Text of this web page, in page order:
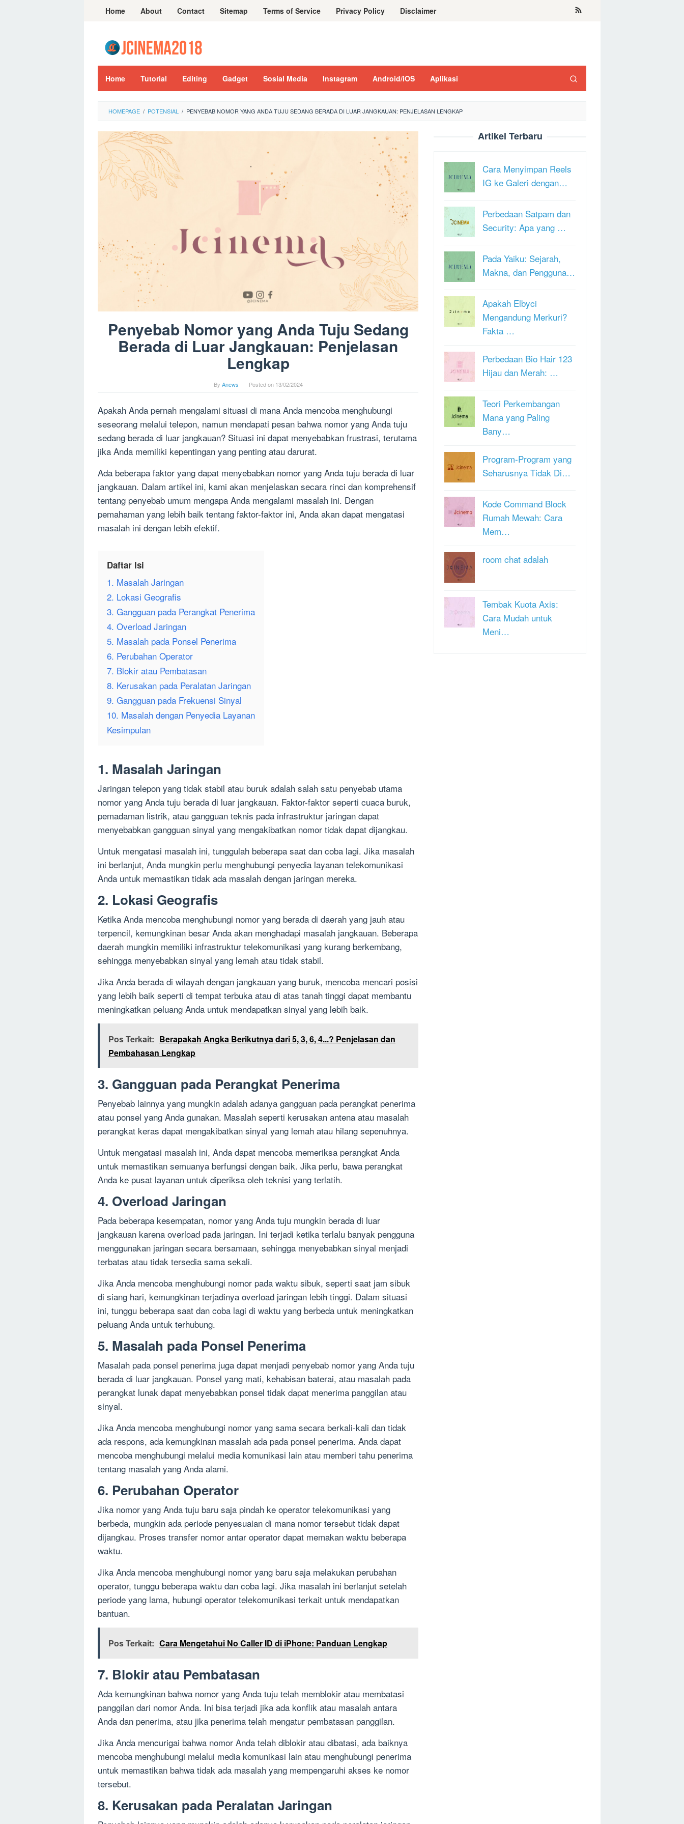
Home About Contact Sitemap Terms of Service Privacy Policy Disclaimer
Home Tutorial Editing Gadget Sosial Media Instagram Android/iOS Aplikasi
HOMEPAGE / POTENSIAL / PENYEBAB NOMOR YANG ANDA TUJU SEDANG BERADA DI LUAR JANGKAUAN: PENJELASAN LENGKAP
Penyebab Nomor yang Anda Tuju Sedang
Berada di Luar Jangkauan: Penjelasan
Lengkap
By Anews Posted on 13/02/2024
Apakah Anda pernah mengalami situasi di mana Anda mencoba menghubungi
seseorang melalui telepon, namun mendapati pesan bahwa nomor yang Anda tuju
sedang berada di luar jangkauan? Situasi ini dapat menyebabkan frustrasi, terutama
jika Anda memiliki kepentingan yang penting atau darurat.
Ada beberapa faktor yang dapat menyebabkan nomor yang Anda tuju berada di luar
jangkauan. Dalam artikel ini, kami akan menjelaskan secara rinci dan komprehensif
tentang penyebab umum mengapa Anda mengalami masalah ini. Dengan
pemahaman yang lebih baik tentang faktor-faktor ini, Anda akan dapat mengatasi
masalah ini dengan lebih efektif.
Daftar Isi
1. Masalah Jaringan
2. Lokasi Geografis
3. Gangguan pada Perangkat Penerima
4. Overload Jaringan
5. Masalah pada Ponsel Penerima
6. Perubahan Operator
7. Blokir atau Pembatasan
8. Kerusakan pada Peralatan Jaringan
9. Gangguan pada Frekuensi Sinyal
10. Masalah dengan Penyedia Layanan
Kesimpulan
1. Masalah Jaringan
Jaringan telepon yang tidak stabil atau buruk adalah salah satu penyebab utama
nomor yang Anda tuju berada di luar jangkauan. Faktor-faktor seperti cuaca buruk,
pemadaman listrik, atau gangguan teknis pada infrastruktur jaringan dapat
menyebabkan gangguan sinyal yang mengakibatkan nomor tidak dapat dijangkau.
Untuk mengatasi masalah ini, tunggulah beberapa saat dan coba lagi. Jika masalah
ini berlanjut, Anda mungkin perlu menghubungi penyedia layanan telekomunikasi
Anda untuk memastikan tidak ada masalah dengan jaringan mereka.
2. Lokasi Geografis
Ketika Anda mencoba menghubungi nomor yang berada di daerah yang jauh atau
terpencil, kemungkinan besar Anda akan menghadapi masalah jangkauan. Beberapa
daerah mungkin memiliki infrastruktur telekomunikasi yang kurang berkembang,
sehingga menyebabkan sinyal yang lemah atau tidak stabil.
Jika Anda berada di wilayah dengan jangkauan yang buruk, mencoba mencari posisi
yang lebih baik seperti di tempat terbuka atau di atas tanah tinggi dapat membantu
meningkatkan peluang Anda untuk mendapatkan sinyal yang lebih baik.
Pos Terkait: Berapakah Angka Berikutnya dari 5, 3, 6, 4...? Penjelasan dan
Pembahasan Lengkap
3. Gangguan pada Perangkat Penerima
Penyebab lainnya yang mungkin adalah adanya gangguan pada perangkat penerima
atau ponsel yang Anda gunakan. Masalah seperti kerusakan antena atau masalah
perangkat keras dapat mengakibatkan sinyal yang lemah atau hilang sepenuhnya.
Untuk mengatasi masalah ini, Anda dapat mencoba memeriksa perangkat Anda
untuk memastikan semuanya berfungsi dengan baik. Jika perlu, bawa perangkat
Anda ke pusat layanan untuk diperiksa oleh teknisi yang terlatih.
4. Overload Jaringan
Pada beberapa kesempatan, nomor yang Anda tuju mungkin berada di luar
jangkauan karena overload pada jaringan. Ini terjadi ketika terlalu banyak pengguna
menggunakan jaringan secara bersamaan, sehingga menyebabkan sinyal menjadi
terbatas atau tidak tersedia sama sekali.
Jika Anda mencoba menghubungi nomor pada waktu sibuk, seperti saat jam sibuk
di siang hari, kemungkinan terjadinya overload jaringan lebih tinggi. Dalam situasi
ini, tunggu beberapa saat dan coba lagi di waktu yang berbeda untuk meningkatkan
peluang Anda untuk terhubung.
5. Masalah pada Ponsel Penerima
Masalah pada ponsel penerima juga dapat menjadi penyebab nomor yang Anda tuju
berada di luar jangkauan. Ponsel yang mati, kehabisan baterai, atau masalah pada
perangkat lunak dapat menyebabkan ponsel tidak dapat menerima panggilan atau
sinyal.
Jika Anda mencoba menghubungi nomor yang sama secara berkali-kali dan tidak
ada respons, ada kemungkinan masalah ada pada ponsel penerima. Anda dapat
mencoba menghubungi melalui media komunikasi lain atau memberi tahu penerima
tentang masalah yang Anda alami.
6. Perubahan Operator
Jika nomor yang Anda tuju baru saja pindah ke operator telekomunikasi yang
berbeda, mungkin ada periode penyesuaian di mana nomor tersebut tidak dapat
dijangkau. Proses transfer nomor antar operator dapat memakan waktu beberapa
waktu.
Jika Anda mencoba menghubungi nomor yang baru saja melakukan perubahan
operator, tunggu beberapa waktu dan coba lagi. Jika masalah ini berlanjut setelah
periode yang lama, hubungi operator telekomunikasi terkait untuk mendapatkan
bantuan.
Pos Terkait: Cara Mengetahui No Caller ID di iPhone: Panduan Lengkap
7. Blokir atau Pembatasan
Ada kemungkinan bahwa nomor yang Anda tuju telah memblokir atau membatasi
panggilan dari nomor Anda. Ini bisa terjadi jika ada konflik atau masalah antara
Anda dan penerima, atau jika penerima telah mengatur pembatasan panggilan.
Jika Anda mencurigai bahwa nomor Anda telah diblokir atau dibatasi, ada baiknya
mencoba menghubungi melalui media komunikasi lain atau menghubungi penerima
untuk memastikan bahwa tidak ada masalah yang mempengaruhi akses ke nomor
tersebut.
8. Kerusakan pada Peralatan Jaringan
Artikel Terbaru
Cara Menyimpan Reels
IG ke Galeri dengan…
Perbedaan Satpam dan
Security: Apa yang …
Pada Yaiku: Sejarah,
Makna, dan Pengguna…
Apakah Elbyci
Mengandung Merkuri?
Fakta …
Perbedaan Bio Hair 123
Hijau dan Merah: …
Teori Perkembangan
Mana yang Paling
Bany…
Program-Program yang
Seharusnya Tidak Di…
Kode Command Block
Rumah Mewah: Cara
Mem…
room chat adalah
Tembak Kuota Axis:
Cara Mudah untuk
Meni…